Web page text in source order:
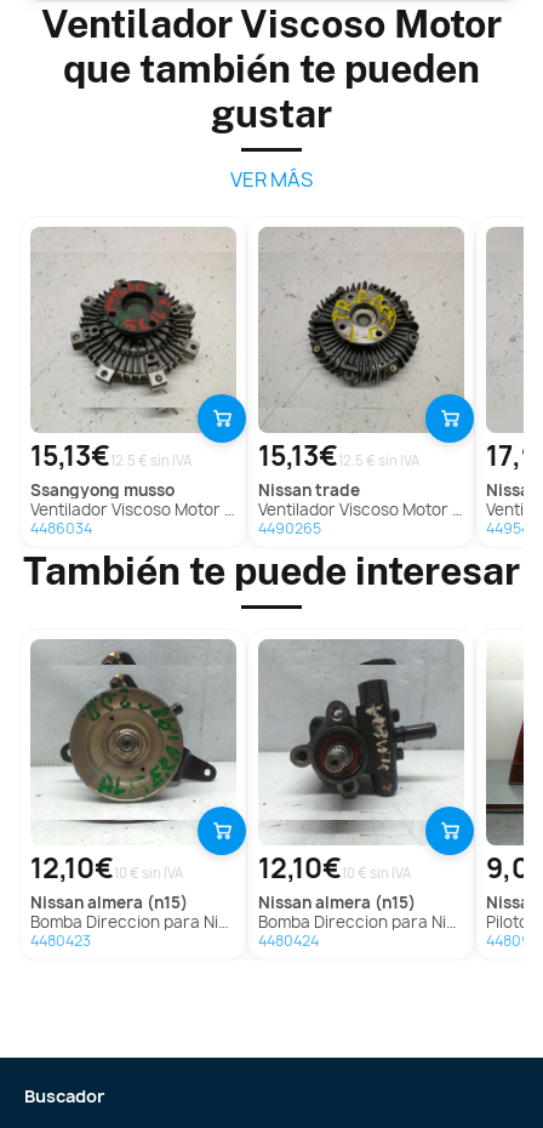
Ventilador Viscoso Motor
que también te pueden
gustar
VER MÁS
15,13€12.5 € sin IVA
ssangyong musso
Ventilador Viscoso Motor para Ssangyong Musso
4486034
15,13€12.5 € sin IVA
nissantrade
Ventilador Viscoso Motor para Nissan Trade
4490265
nissan
Ventilador
También te puede interesar
12,10€10 € sin IVA
nissanalmera (n15)
Bomba Direccion para Nissan Almera (N15)
4480423
12,10€10 € sin IVA
nissanalmera (n15)
Bomba Direccion para Nissan Almera (N15)
4480424
nissan
Piloto
Buscador